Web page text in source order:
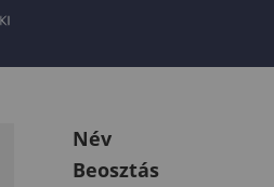
Név
Beosztás